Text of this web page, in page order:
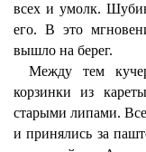
всех и умолк.
его. В это
вышло на берег.
Между тем
корзинки из
старыми липами. Все
и принялись за